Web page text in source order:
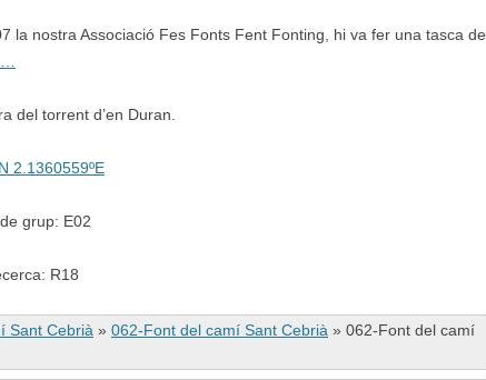
la nostra Associació Fes Fonts Fent Fonting, hi va fer una tasca de
del torrent d’en Duran.
2.1360559ºE
grup: E02
R18
Sant Cebrià » 062-Font del camí Sant Cebrià » 062-Font del camí